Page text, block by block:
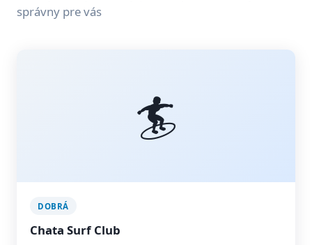
správny pre vás
🏄
DOBRÁ
Chata Surf Club